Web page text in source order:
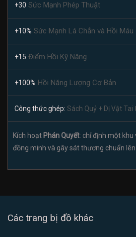
+30 Sức Mạnh Phép Thuật
+10% Sức Mạnh Lá Chắn và Hồi Máu
+15 Điểm Hồi Kỹ Năng
+100% Hồi Năng Lượng Cơ Bản
Công thức ghép: Sách Quỷ + Dị Vật Tai
Kích hoạt Phán Quyết: chỉ định một khu
đồng minh và gây sát thương chuẩn
Các trang bị đồ khác